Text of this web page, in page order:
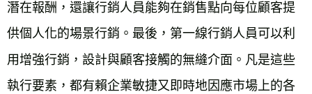
潛在報酬，還讓行銷人員能夠在銷售點向每位顧客提
供個人化的場景行銷。最後，第一線行銷人員可以利
用增強行銷，設計與顧客接觸的無縫介面。凡是這些
執行要素，都有賴企業敏捷又即時地因應市場上的各